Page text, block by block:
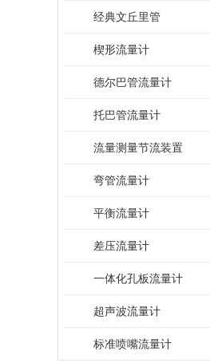
经典文丘里管
楔形流量计
德尔巴管流量计
托巴管流量计
流量测量节流装置
弯管流量计
平衡流量计
差压流量计
一体化孔板流量计
超声波流量计
标准喷嘴流量计